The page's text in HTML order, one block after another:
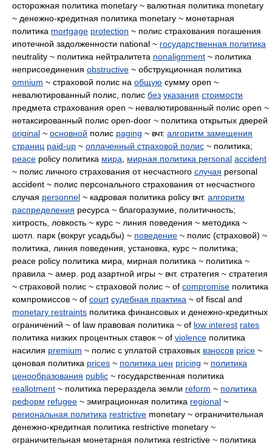
осторожная политика monetary ~ валютная политика monetary
~ денежно-кредитная политика monetary ~ монетарная
политика mortgage protection ~ полис страхования погашения
ипотечной задолженности national ~ государственная политика
neutrality ~ политика нейтралитета nonalignment ~ политика
неприсоединения obstructive ~ обструкционная политика
omnium ~ страховой полис на общую сумму open ~
невалютированный полис, полис без указания стоимости
предмета страхования open ~ невалютированный полис open ~
нетаксированный полис open-door ~ политика открытых дверей
original ~ основной полис paging ~ вчт. алгоритм замещения
страниц paid-up ~ оплаченный страховой полис ~ политика;
peace policy политика мира мирная политика personal accident
~ полис личного страхования от несчастного случая personal
accident ~ полис персонального страхования от несчастного
случая personnel ~ кадровая политика policy вчт. алгоритм
распределения ресурса ~ благоразумие, политичность;
хитрость, ловкость ~ курс ~ линия поведения ~ методика ~
шотл. парк (вокруг усадьбы) ~ поведение ~ полис (страховой) ~
политика, линия поведения, установка, курс ~ политика;
peace policy политика мира, мирная политика ~ политика ~
правила ~ амер. род азартной игры ~ вчт. стратегия ~ стратегия
~ страховой полис ~ страховой полис ~ of compromise политика
компромиссов ~ of court судебная практика ~ of fiscal and
monetary restraints политика финансовых и денежно-кредитных
ограничений ~ of law правовая политика ~ of low interest rates
политика низких процентных ставок ~ of violence политика
насилия premium ~ полис с уплатой страховых взносов price ~
ценовая политика prices ~ политика цен pricing ~ политика
ценообразования public ~ государственная политика
reallotment ~ политика перераздела земли reform ~ политика
реформ refugee ~ эмиграционная политика regional ~
региональная политика restrictive monetary ~ ограничительная
денежно-кредитная политика restrictive monetary ~
ограничительная монетарная политика restrictive ~ политика